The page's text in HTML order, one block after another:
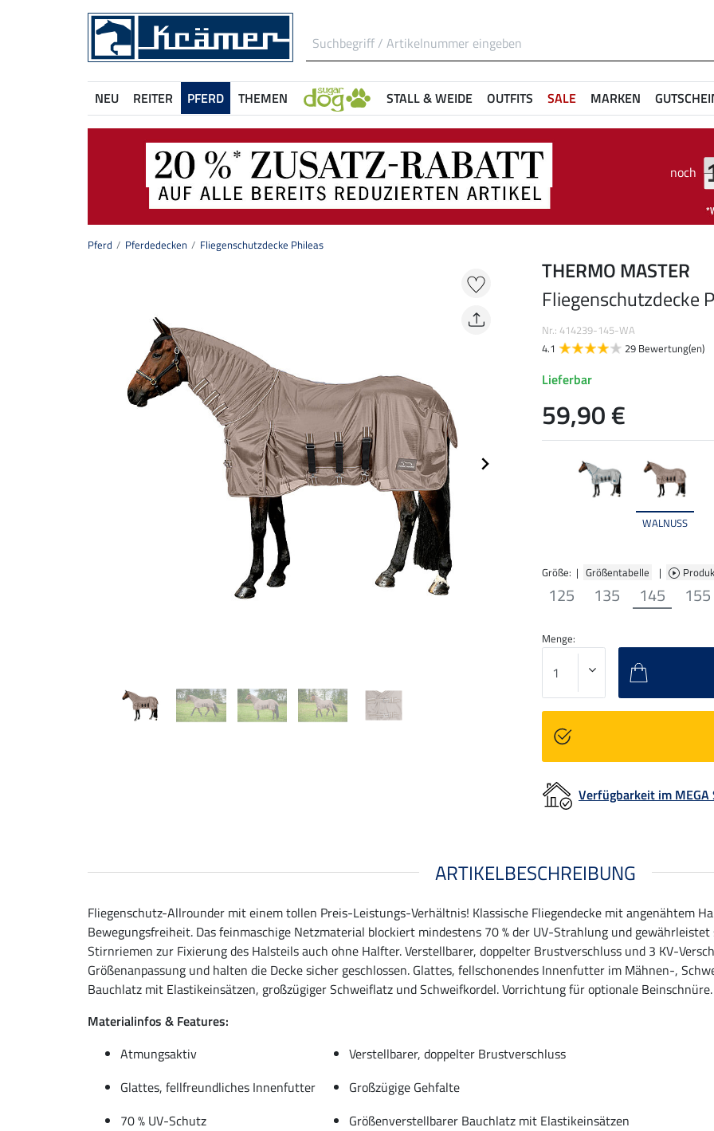
NEU REITER PFERD THEMEN STALL & WEIDE OUTFITS SALE MARKEN
noch
Pferd Pferdedecken Fliegenschutzdecke Phileas
WALNUSS
Größe: | Größentabelle |
125 135 145 155
THERMO MASTER
Fliegenschutzdecke
Nr.: 414239-145-WA
4.1
29 Bewertung(en)
Lieferbar
59,90 €
Menge:
Verfügbarkeit im MEGA
ARTIKELBESCHREIBUNG
Fliegenschutz-Allrounder mit einem tollen Preis-Leistungs-Verhältnis! Klassische Fliegendecke mit angenähtem
Bewegungsfreiheit. Das feinmaschige Netzmaterial blockiert mindestens 70 % der UV-Strahlung und
Stirnriemen zur Fixierung des Halsteils auch ohne Halfter. Verstellbarer, doppelter Brustverschluss und 3 KV-
Größenanpassung und halten die Decke sicher geschlossen. Glattes, fellschonendes Innenfutter im Mähnen-,
Bauchlatz mit Elastikeinsätzen, großzügiger Schweiflatz und Schweifkordel. Vorrichtung für optionale Beinschnüre.
Materialinfos & Features:
Atmungsaktiv
Verstellbarer, doppelter Brustverschluss
Glattes, fellfreundliches Innenfutter
Großzügige Gehfalte
70 % UV-Schutz
Größenverstellbarer Bauchlatz mit Elastikeinsätzen